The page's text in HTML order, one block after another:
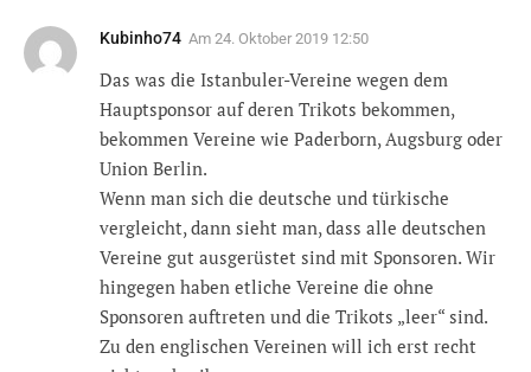
Kubinho74 Am 24. Oktober 2019 12:50
Das was die Istanbuler-Vereine wegen dem
Hauptsponsor auf deren Trikots bekommen,
bekommen Vereine wie Paderborn, Augsburg oder
Union Berlin.
Wenn man sich die deutsche und türkische
vergleicht, dann sieht man, dass alle deutschen
Vereine gut ausgerüstet sind mit Sponsoren. Wir
hingegen haben etliche Vereine die ohne
Sponsoren auftreten und die Trikots „leer“ sind.
Zu den englischen Vereinen will ich erst recht